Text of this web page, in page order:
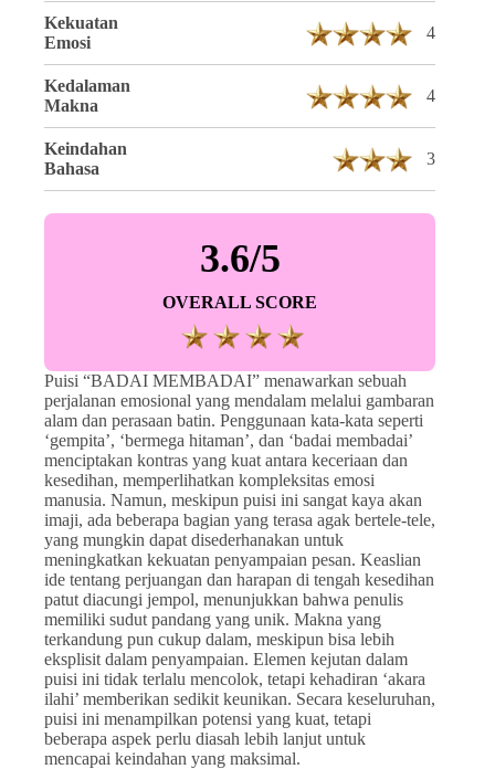
Kekuatan
Emosi
4
Kedalaman
Makna
4
Keindahan
Bahasa
3
3.6/5
OVERALL SCORE
Puisi “BADAI MEMBADAI” menawarkan sebuah
perjalanan emosional yang mendalam melalui gambaran
alam dan perasaan batin. Penggunaan kata-kata seperti
‘gempita’, ‘bermega hitaman’, dan ‘badai membadai’
menciptakan kontras yang kuat antara keceriaan dan
kesedihan, memperlihatkan kompleksitas emosi
manusia. Namun, meskipun puisi ini sangat kaya akan
imaji, ada beberapa bagian yang terasa agak bertele-tele,
yang mungkin dapat disederhanakan untuk
meningkatkan kekuatan penyampaian pesan. Keaslian
ide tentang perjuangan dan harapan di tengah kesedihan
patut diacungi jempol, menunjukkan bahwa penulis
memiliki sudut pandang yang unik. Makna yang
terkandung pun cukup dalam, meskipun bisa lebih
eksplisit dalam penyampaian. Elemen kejutan dalam
puisi ini tidak terlalu mencolok, tetapi kehadiran ‘akara
ilahi’ memberikan sedikit keunikan. Secara keseluruhan,
puisi ini menampilkan potensi yang kuat, tetapi
beberapa aspek perlu diasah lebih lanjut untuk
mencapai keindahan yang maksimal.